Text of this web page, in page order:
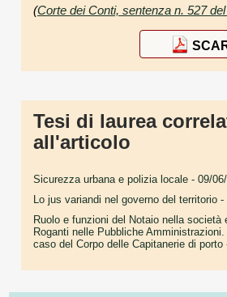
(Corte dei Conti, sentenza n. 527
Tesi di laurea
all'articolo
Sicurezza urbana e polizia locale - 09/
Lo jus variandi nel governo del territorio -
Ruolo e funzioni del Notaio nella società
Roganti nelle Pubbliche
caso del Corpo delle Capitanerie di porto